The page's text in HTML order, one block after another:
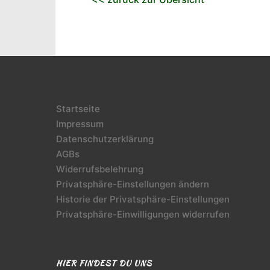
Startseite
Impressum
Datenschutzerklärung
AGBs
Widerrufsbelehrung
Privatsphäre-Einstellungen ändern
Historie der Privatsphäre-Einstellungen
Privatsphäre-Einwilligungen widerrufen
HIER FINDEST DU UNS